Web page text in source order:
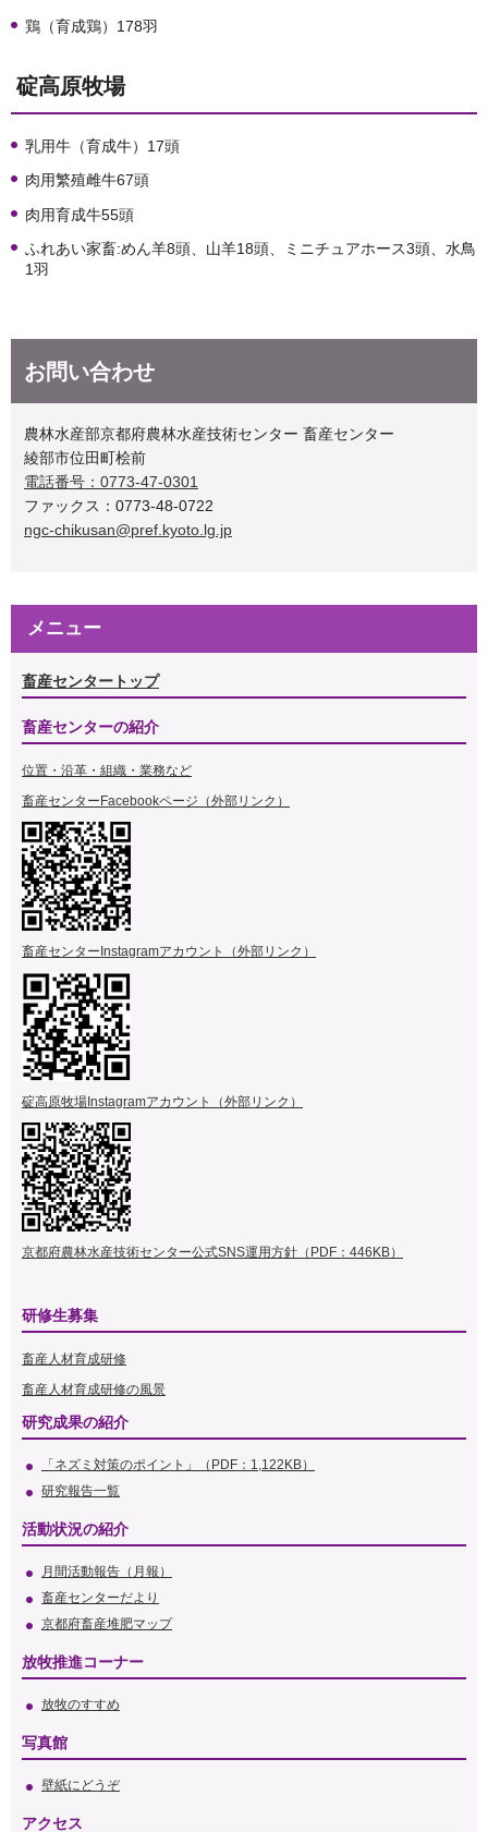
鶏（育成鶏）178羽
碇高原牧場
乳用牛（育成牛）17頭
肉用繁殖雌牛67頭
肉用育成牛55頭
ふれあい家畜:めん羊8頭、山羊18頭、ミニチュアホース3頭、水鳥
1羽
お問い合わせ
農林水産部京都府農林水産技術センター 畜産センター
綾部市位田町桧前
電話番号：0773-47-0301
ファックス：0773-48-0722
ngc-chikusan@pref.kyoto.lg.jp
メニュー
畜産センタートップ
畜産センターの紹介
位置・沿革・組織・業務など
畜産センターFacebookページ（外部リンク）
畜産センターInstagramアカウント（外部リンク）
碇高原牧場Instagramアカウント（外部リンク）
京都府農林水産技術センター公式SNS運用方針（PDF：446KB）
研修生募集
畜産人材育成研修
畜産人材育成研修の風景
研究成果の紹介
「ネズミ対策のポイント」（PDF：1,122KB）
研究報告一覧
活動状況の紹介
月間活動報告（月報）
畜産センターだより
京都府畜産堆肥マップ
放牧推進コーナー
放牧のすすめ
写真館
壁紙にどうぞ
アクセス